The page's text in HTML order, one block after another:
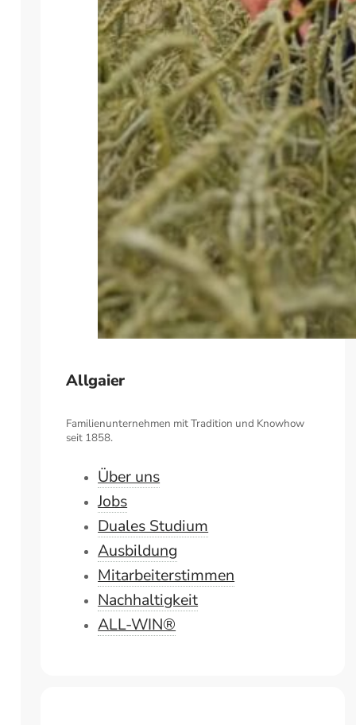
Allgaier
Familienunternehmen mit Tradition und Knowhow
seit 1858.
Über uns
Jobs
Duales Studium
Ausbildung
Mitarbeiterstimmen
Nachhaltigkeit
ALL-WIN®